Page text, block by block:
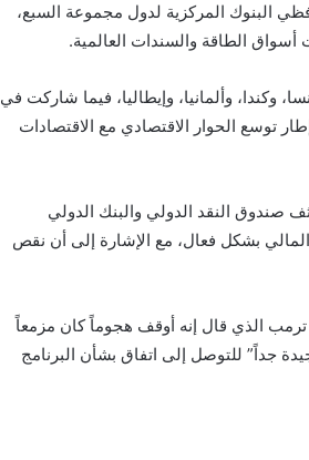
البنوك المركزية لدول مجموعة السبع،
الطاقة والسندات العالمية.
وكندا، وألمانيا، وإيطاليا، فيما شاركت في
توسع الحوار الاقتصادي مع الاقتصادات
النقد الدولي والبنك الدولي
بشكل فعال، مع الإشارة إلى أن نقص
الذي قال إنه أوقف هجوماً كان مزمعاً
جداً” للتوصل إلى اتفاق بشأن البرنامج